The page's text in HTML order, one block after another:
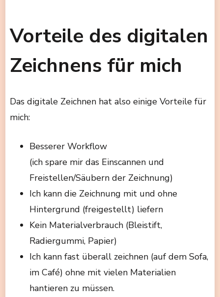
Vorteile des digitalen
Zeichnens für mich
Das digitale Zeichnen hat also einige Vorteile für
mich:
Besserer Workflow
(ich spare mir das Einscannen und
Freistellen/Säubern der Zeichnung)
Ich kann die Zeichnung mit und ohne
Hintergrund (freigestellt) liefern
Kein Materialverbrauch (Bleistift,
Radiergummi, Papier)
Ich kann fast überall zeichnen (auf dem Sofa,
im Café) ohne mit vielen Materialien
hantieren zu müssen.